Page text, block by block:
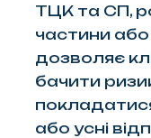
ТЦК та СП,
частини
дозволяє
бачити
або усні